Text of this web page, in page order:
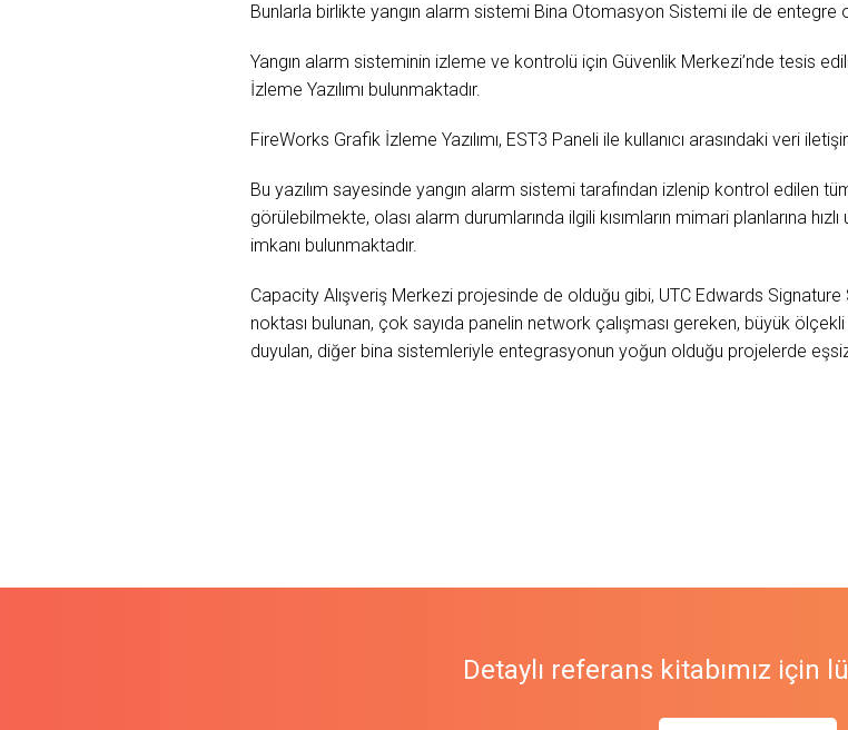
Bunlarla birlikte yangın alarm sistemi Bina Otomasyon Sistemi ile de entegre
Yangın alarm sisteminin izleme ve kontrolü için Güvenlik Merkezi’nde tesis
İzleme Yazılımı bulunmaktadır.
FireWorks Grafik İzleme Yazılımı, EST3 Paneli ile kullanıcı arasındaki veri
Bu yazılım sayesinde yangın alarm sistemi tarafından izlenip kontrol edilen
görülebilmekte, olası alarm durumlarında ilgili kısımların mimari planlarına
imkanı bulunmaktadır.
Capacity Alışveriş Merkezi projesinde de olduğu gibi, UTC Edwards
noktası bulunan, çok sayıda panelin network çalışması gereken, büyük
duyulan, diğer bina sistemleriyle entegrasyonun yoğun olduğu projelerde
Detaylı referans kitabımız için